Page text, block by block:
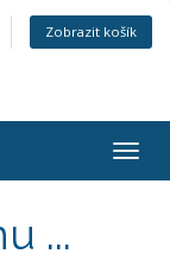
Zobrazit košík
...